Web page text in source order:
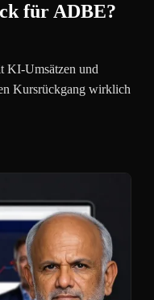
für ADBE?
KI-Umsätzen und
Kursrückgang wirklich